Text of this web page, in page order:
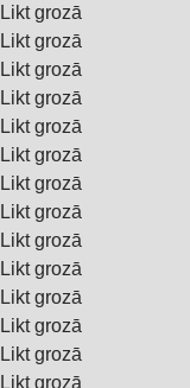
Likt grozā
Likt grozā
Likt grozā
Likt grozā
Likt grozā
Likt grozā
Likt grozā
Likt grozā
Likt grozā
Likt grozā
Likt grozā
Likt grozā
Likt grozā
Likt grozā